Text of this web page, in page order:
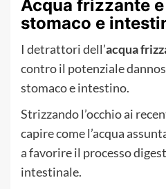
Acqua frizzante
stomaco e
I detrattori dell’acqua
contro il potenziale
stomaco e intestino.
Strizzando l’occhio ai
capire come l’acqua
a favorire il processo
intestinale.